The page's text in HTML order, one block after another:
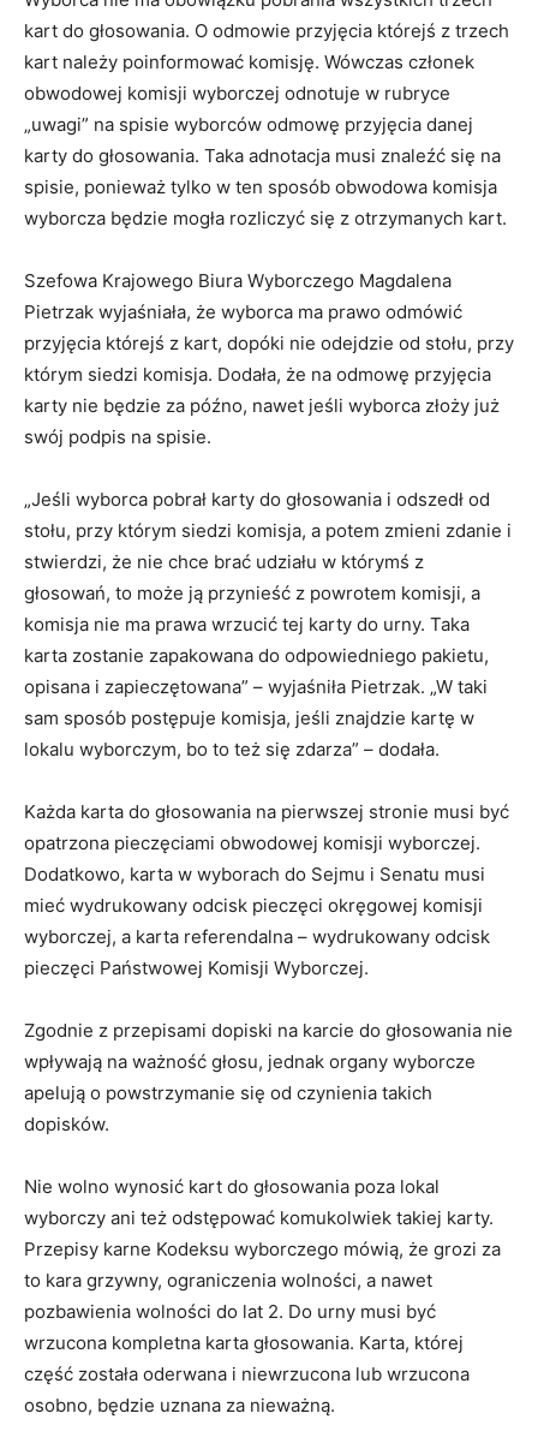
kart do głosowania. O odmowie przyjęcia którejś z trzech
kart należy poinformować komisję. Wówczas członek
obwodowej komisji wyborczej odnotuje w rubryce
„uwagi” na spisie wyborców odmowę przyjęcia danej
karty do głosowania. Taka adnotacja musi znaleźć się na
spisie, ponieważ tylko w ten sposób obwodowa komisja
wyborcza będzie mogła rozliczyć się z otrzymanych kart.
Szefowa Krajowego Biura Wyborczego Magdalena
Pietrzak wyjaśniała, że wyborca ma prawo odmówić
przyjęcia którejś z kart, dopóki nie odejdzie od stołu, przy
którym siedzi komisja. Dodała, że na odmowę przyjęcia
karty nie będzie za późno, nawet jeśli wyborca złoży już
swój podpis na spisie.
„Jeśli wyborca pobrał karty do głosowania i odszedł od
stołu, przy którym siedzi komisja, a potem zmieni zdanie i
stwierdzi, że nie chce brać udziału w którymś z
głosowań, to może ją przynieść z powrotem komisji, a
komisja nie ma prawa wrzucić tej karty do urny. Taka
karta zostanie zapakowana do odpowiedniego pakietu,
opisana i zapieczętowana” – wyjaśniła Pietrzak. „W taki
sam sposób postępuje komisja, jeśli znajdzie kartę w
lokalu wyborczym, bo to też się zdarza” – dodała.
Każda karta do głosowania na pierwszej stronie musi być
opatrzona pieczęciami obwodowej komisji wyborczej.
Dodatkowo, karta w wyborach do Sejmu i Senatu musi
mieć wydrukowany odcisk pieczęci okręgowej komisji
wyborczej, a karta referendalna – wydrukowany odcisk
pieczęci Państwowej Komisji Wyborczej.
Zgodnie z przepisami dopiski na karcie do głosowania nie
wpływają na ważność głosu, jednak organy wyborcze
apelują o powstrzymanie się od czynienia takich
dopisków.
Nie wolno wynosić kart do głosowania poza lokal
wyborczy ani też odstępować komukolwiek takiej karty.
Przepisy karne Kodeksu wyborczego mówią, że grozi za
to kara grzywny, ograniczenia wolności, a nawet
pozbawienia wolności do lat 2. Do urny musi być
wrzucona kompletna karta głosowania. Karta, której
część została oderwana i niewrzucona lub wrzucona
osobno, będzie uznana za nieważną.